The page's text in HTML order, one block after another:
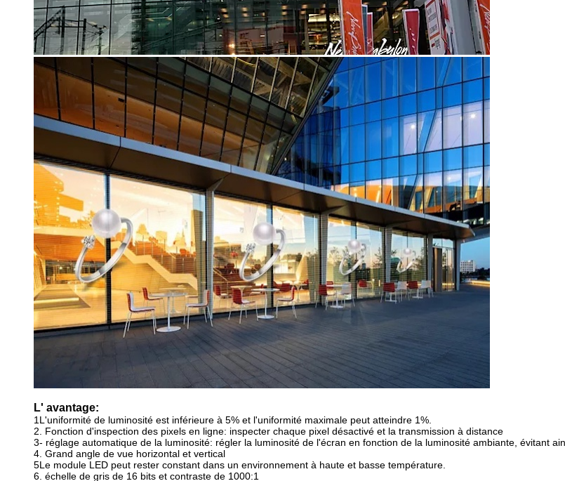
L' avantage:
1L'uniformité de luminosité est inférieure à 5% et l'uniformité maximale peut atteindre 1%.
2. Fonction d'inspection des pixels en ligne: inspecter chaque pixel désactivé et la transmission à distance
3- réglage automatique de la luminosité: régler la luminosité de l'écran en fonction de la luminosité ambiante, évitant
4. Grand angle de vue horizontal et vertical
5Le module LED peut rester constant dans un environnement à haute et basse température.
6. échelle de gris de 16 bits et contraste de 1000:1